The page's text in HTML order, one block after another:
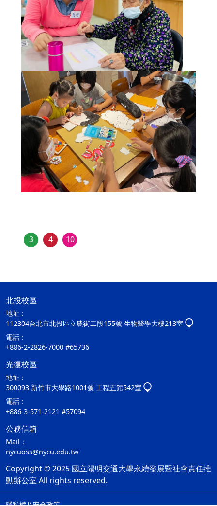
3 4 10
北投校區
地址：
112304台北市北投區立農街二段155號 生物醫學大樓213室
電話：
+886-2-2826-7000 #65736
光復校區
地址：
300093 新竹市大學路1001號 工程五館542室
電話：
+886-3-571-2121 #57094
公務信箱
Mail：
nycuoss@nycu.edu.tw
Copyright © 2025 國立陽明交通大學永續發展暨社會責任推
動辦公室 All rights reserved.